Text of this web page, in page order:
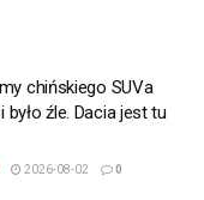
chińskiego SUVa
źle. Dacia jest tu
2026-08-02 0